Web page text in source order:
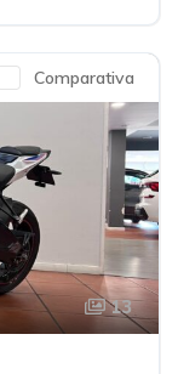
13
Comparativa